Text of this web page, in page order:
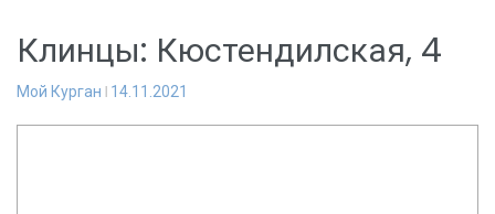
Клинцы: Кюстендилская, 4
Мой Курган 14.11.2021